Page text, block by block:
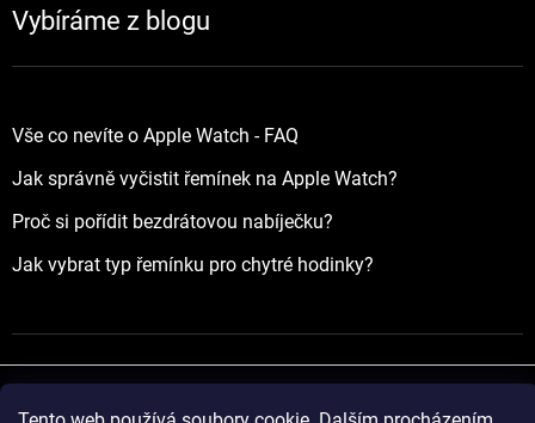
Vybíráme z blogu
Vše co nevíte o Apple Watch - FAQ
Jak správně vyčistit řemínek na Apple Watch?
Proč si pořídit bezdrátovou nabíječku?
Jak vybrat typ řemínku pro chytré hodinky?